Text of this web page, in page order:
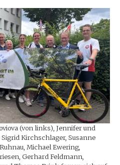
(von links), Jennifer und
Kirchschlager, Susanne
Michael Ewering,
Gerhard Feldmann,